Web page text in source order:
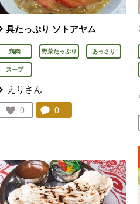
具たっぷり ソトアヤム
鶏肉 野菜たっぷり あっさり
スープ
えりさん
お気に入り登録：
0
人が登録
コメント：
0